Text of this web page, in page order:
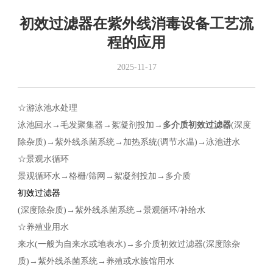
初效过滤器在紫外线消毒设备工艺流
程的应用
2025-11-17
☆游泳池水处理
泳池回水→毛发聚集器→絮凝剂投加→ 多介质初效过滤器(深度
除杂质)→紫外线杀菌系统→加热系统(调节水温)→泳池进水
☆景观水循环
景观循环水→格栅/筛网→絮凝剂投加→多介质
初效过滤器
(深度除杂质)→紫外线杀菌系统→景观循环/补给水
☆养殖业用水
来水(一般为自来水或地表水)→多介质初效过滤器(深度除杂
质)→紫外线杀菌系统→养殖或水族馆用水